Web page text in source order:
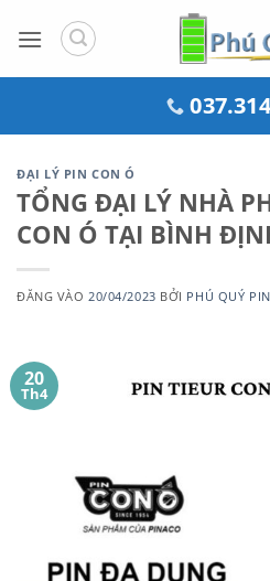
qua
ĐẠI LÝ PIN CON Ó
TỔNG ĐẠI LÝ NHÀ
CON Ó TẠI BÌNH
ĐĂNG VÀO 20/04/2023 BỞI PHÚ QUÝ PIN
20
Th4